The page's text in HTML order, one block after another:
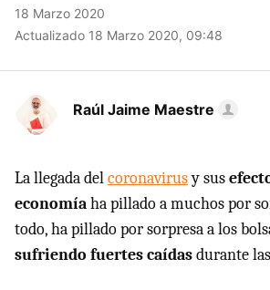
18 Marzo 2020
Actualizado 18 Marzo 2020, 09:48
Raúl Jaime Maestre
La llegada delcoronavirusy sus
economíaha pillado a muchos por
todo, ha pillado por sorpresa a los
sufriendo fuertes caídasdurante